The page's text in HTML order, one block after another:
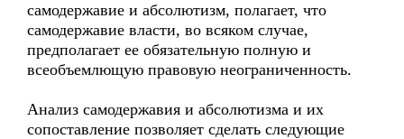
самодержавие и абсолютизм, полагает, что
самодержавие власти, во всяком случае,
предполагает ее обязательную полную и
всеобъемлющую правовую неограниченность.
Анализ самодержавия и абсолютизма и их
сопоставление позволяет сделать следующие